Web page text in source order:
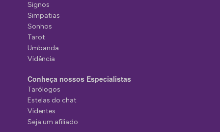
Signos
Simpatias
Sonhos
Tarot
Umbanda
Vidência
Conheça nossos Especialistas
Tarólogos
Estelas do chat
Videntes
Seja um afiliado